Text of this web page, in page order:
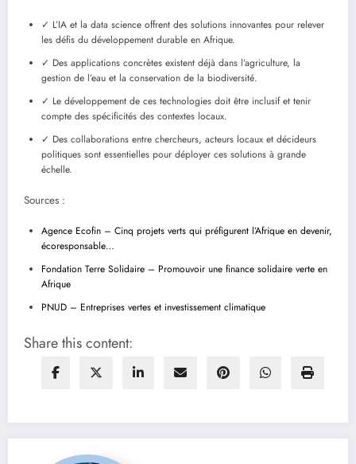
✓ L’IA et la data science offrent des solutions innovantes pour relever
les défis du développement durable en Afrique.
✓ Des applications concrètes existent déjà dans l’agriculture, la
gestion de l’eau et la conservation de la biodiversité.
✓ Le développement de ces technologies doit être inclusif et tenir
compte des spécificités des contextes locaux.
✓ Des collaborations entre chercheurs, acteurs locaux et décideurs
politiques sont essentielles pour déployer ces solutions à grande
échelle.
Sources :
Agence Ecofin – Cinq projets verts qui préfigurent l’Afrique en devenir,
écoresponsable…
Fondation Terre Solidaire – Promouvoir une finance solidaire verte en
Afrique
PNUD – Entreprises vertes et investissement climatique
Share this content: